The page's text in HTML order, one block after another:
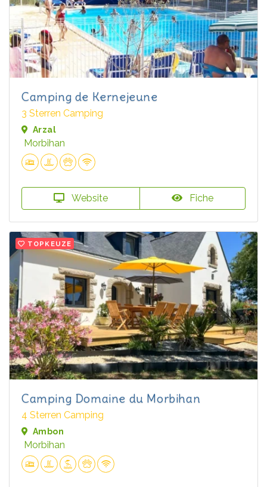
Camping de Kernejeune
3 Sterren Camping
Arzal
Morbihan
Website Fiche
TOPKEUZE
Camping Domaine du Morbihan
4 Sterren Camping
Ambon
Morbihan